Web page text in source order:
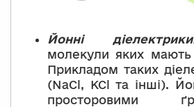
Йонні
молекули яких мають
Прикладом таких
(NaCl, KCl та інші).
просторовими